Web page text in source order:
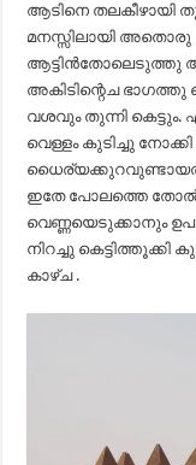
ആടിനെ തലകീഴായി
മനസ്സിലായി അതൊരു
ആട്ടിൻതോലെടുത്തു
അകിടിന്റെച ഭാഗത്തു
വശവും തുന്നി കെട്ടും.
വെള്ളം കുടിച്ചു
ഇതേ പോലത്തെ
വെണ്ണയെടുക്കാനും
നിറച്ചു
കാഴ്ച .